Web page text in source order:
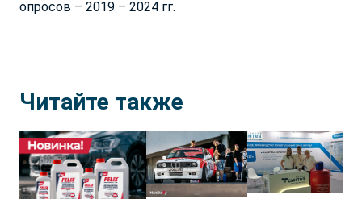
опросов – 2019 – 2024 гг.
Читайте также
Луганская Народная
Нижегородская обл.
Омская обл.
Оренбургская обл.
Орловская обл.
Казахстан
Кыргызстан
Грузия